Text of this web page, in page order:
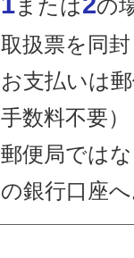
または
の
取扱票を同
お支払いは
手数料不要）
郵便局では
の銀行口座